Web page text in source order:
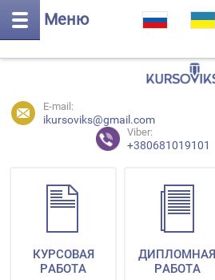
Меню
E-mail:
ikursoviks@gmail.com
Viber:
+380681019101
КУРСОВАЯ
РАБОТА
ДИПЛОМНАЯ
РАБОТА